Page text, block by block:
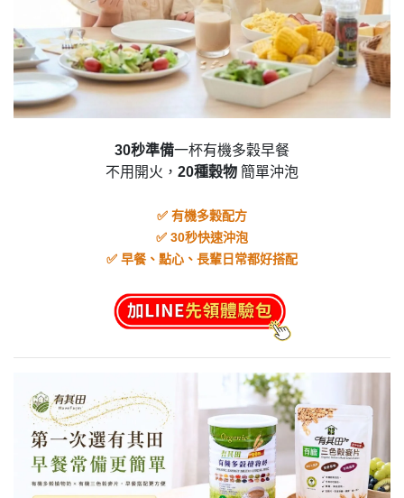
30秒準備一杯有機多穀早餐
不用開火， 20種穀物 簡單沖泡
✅ 有機多穀配方
✅ 30秒快速沖泡
✅ 早餐、點心、長輩日常都好搭配